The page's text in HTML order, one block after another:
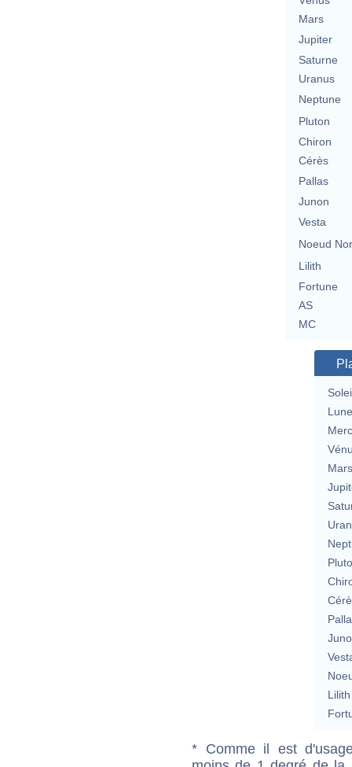
Mars
Jupiter
Saturne
Uranus
Neptune
Pluton
Chiron
Cérès
Pallas
Junon
Vesta
Noeud
Lilith
Fortune
AS
MC
Lune
Mars
Lilith
* Comme il est